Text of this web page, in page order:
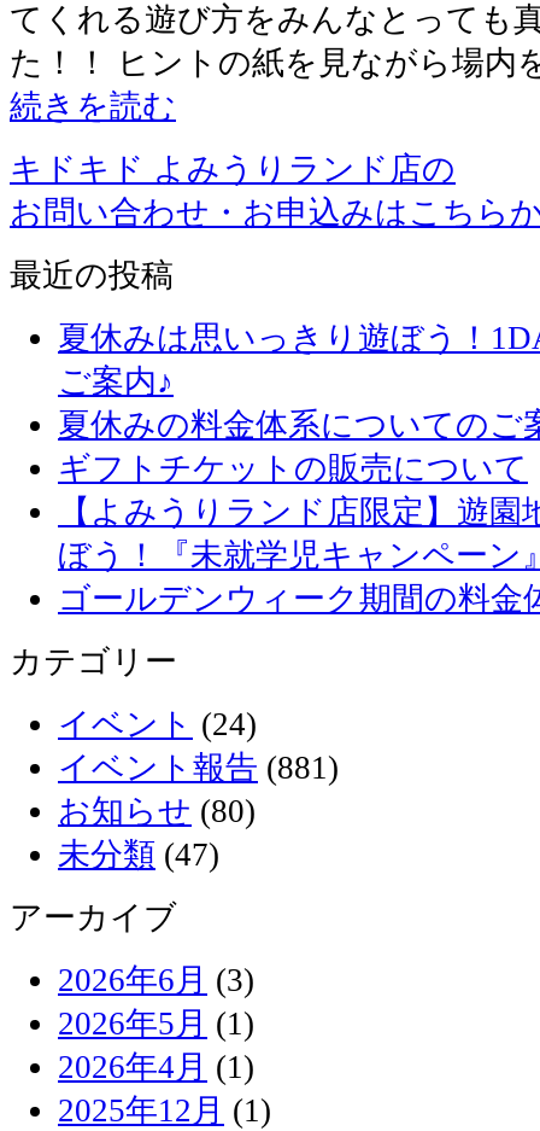
てくれる遊び方をみんなとっても
た！！ ヒントの紙を見ながら場内
続きを読む
キドキド よみうりランド店の
お問い合わせ・お申込みはこちら
最近の投稿
夏休みは思いっきり遊ぼう！
ご案内♪
夏休みの料金体系についてのご
ギフトチケットの販売について
【よみうりランド店限定】遊
ぼう！『未就学児キャンペーン
ゴールデンウィーク期間の料金
カテゴリー
イベント (24)
イベント報告 (881)
お知らせ (80)
未分類 (47)
アーカイブ
2026年6月 (3)
2026年5月 (1)
2026年4月 (1)
2025年12月 (1)